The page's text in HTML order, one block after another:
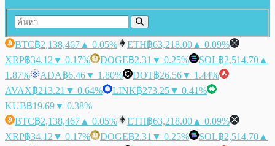
BTC฿2,138,467 ▲ 0.05% ETH฿63,218.00 ▲ 0.09%
XRP฿34.12 ▼ 0.17% DOGE฿2.31 ▼ 0.25% SOL฿2,514.70 ▲
1.87%
ADA฿6.46▼ 1.80% DOT฿26.56▼ 1.44%
AVAX฿213.21 ▼ 0.64% LINK฿273.25▼ 0.41%
KUB฿19.69▼ 0.38%
BTC฿2,138,467 ▲ 0.05% ETH฿63,218.00 ▲ 0.09%
XRP฿34.12 ▼ 0.17% DOGE฿2.31 ▼ 0.25% SOL฿2,514.70 ▲